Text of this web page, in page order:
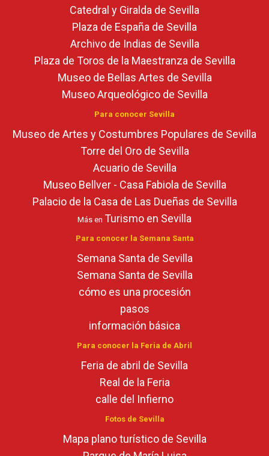
Catedral y Giralda de Sevilla
Plaza de España de Sevilla
Archivo de Indias de Sevilla
Plaza de Toros de la Maestranza de Sevilla
Museo de Bellas Artes de Sevilla
Museo Arqueológico de Sevilla
Para conocer Sevilla
Museo de Artes y Costumbres Populares de Sevilla
Torre del Oro de Sevilla
Acuario de Sevilla
Museo Bellver - Casa Fabiola de Sevilla
Palacio de la Casa de Las Dueñas de Sevilla
Más en Turismo en Sevilla
Para conocer la Semana Santa
Semana Santa de Sevilla
Semana Santa de Sevilla
cómo es una procesión
pasos
información básica
Para conocer la Feria de Abril
Feria de abril de Sevilla
Real de la Feria
calle del Infierno
Fotos de Sevilla
Mapa plano turístico de Sevilla